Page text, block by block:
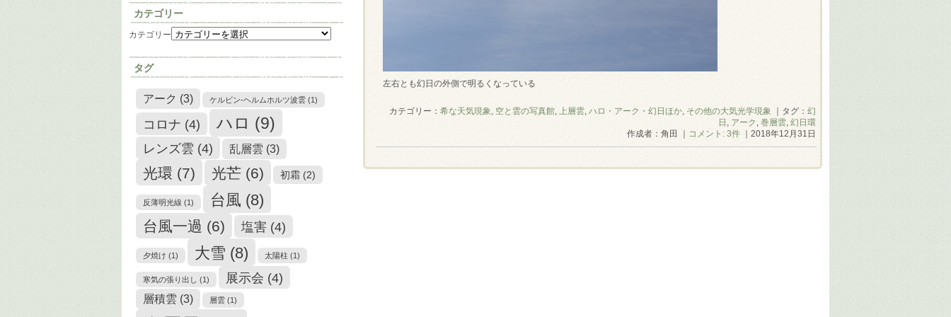
左右とも幻日の外側で明るくなっている
カテゴリー： 希な天気現象, 空と雲の写真館, 上層雲, ハロ・アーク・幻日ほか, その他の大気光学現象 ｜タグ： 幻
日 , アーク , 巻層雲, 幻日環
作成者：角田 ｜
コメント: 3件｜2018年12月31日
カテゴリー
カテゴリー
タグ
アーク (3) ケルビン-ヘルムホルツ波雲 (1)
コロナ (4) ハロ (9)
レンズ雲 (4) 乱層雲 (3)
光環 (7) 光芒 (6) 初霜 (2)
反薄明光線 (1) 台風 (8)
台風一過 (6) 塩害 (4)
夕焼け (1) 大雪 (8) 太陽柱 (1)
寒気の張り出し (1) 展示会 (4)
層積雲 (3) 層雲 (1)